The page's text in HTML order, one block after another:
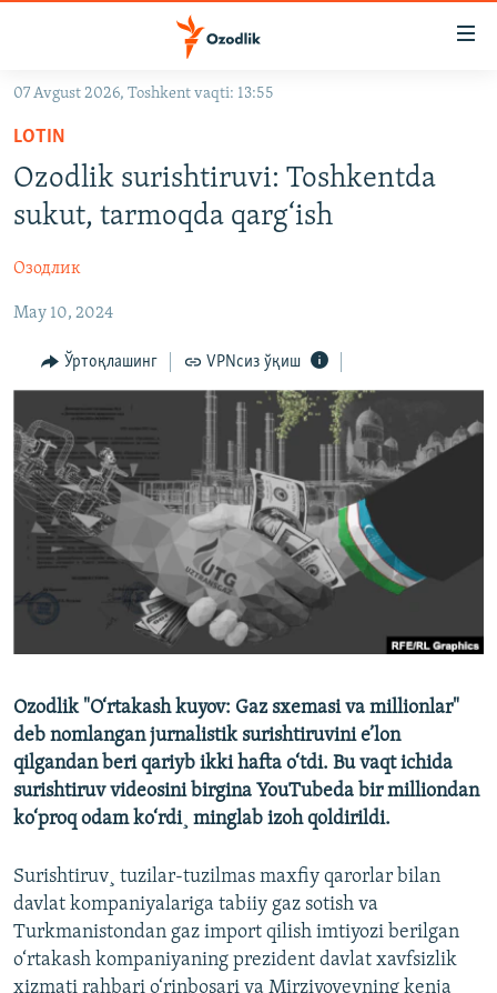
Асосий
навигацияга
ўтинг
Қидиришга
OZODVIDEO
OZODARXIV
На русском
ИЖТИМОИЙ ТАРМОҚЛАР
Озодлик бошқа тилларда
07 Avgust 2026, Toshkent vaqti: 13:55
LOTIN
Ozodlik surishtiruvi: Toshkentda
sukut, tarmoqda qarg‘ish
Озодлик
May 10, 2024
Ўртоқлашинг VPNсиз ўқиш
Ozodlik "O‘rtakash kuyov: Gaz sxemasi va millionlar"
deb nomlangan jurnalistik surishtiruvini e’lon
qilgandan beri qariyb ikki hafta o‘tdi. Bu vaqt ichida
surishtiruv videosini birgina YouTubeda bir milliondan
ko‘proq odam ko‘rdi¸ minglab izoh qoldirildi.
Surishtiruv¸ tuzilar-tuzilmas maxfiy qarorlar bilan
davlat kompaniyalariga tabiiy gaz sotish va
Turkmanistondan gaz import qilish imtiyozi berilgan
o‘rtakash kompaniyaning prezident davlat xavfsizlik
xizmati rahbari o‘rinbosari va Mirziyoyevning kenja